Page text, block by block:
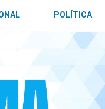
POLÍTICA